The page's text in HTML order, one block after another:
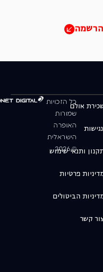
הרשמה
כל הזכויות
שמורות
האופרה
הישראלית
© 2026
אולם
נגישות
ותנאי שימוש
פרטיות
הביטולים
קשר